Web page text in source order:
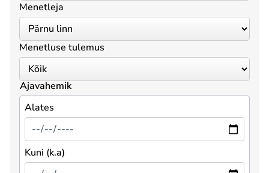
Menetleja
Menetluse tulemus
Ajavahemik
Alates
Kuni (k.a)